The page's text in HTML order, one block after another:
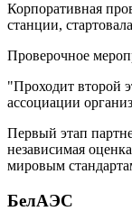
Корпоративная
станции,
Проверочное
"Проходит второй
ассоциации
Первый этап
независимая
мировым
БелАЭС